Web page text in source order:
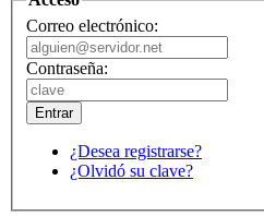
Correo electrónico:
Contraseña:
¿Desea registrarse?
¿Olvidó su clave?